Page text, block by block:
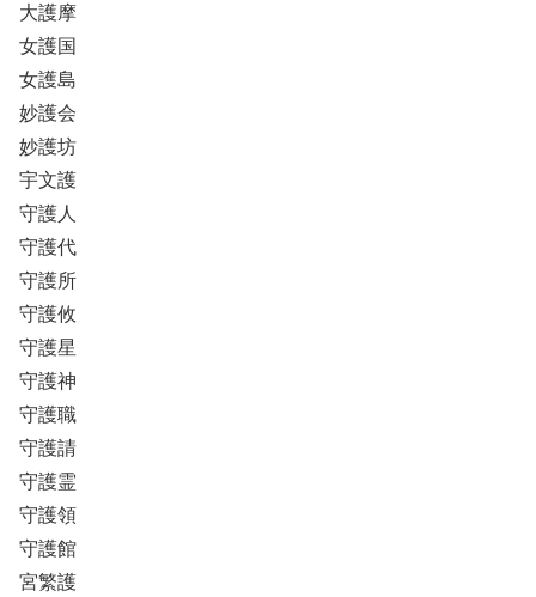
大護摩
女護国
女護島
妙護会
妙護坊
宇文護
守護人
守護代
守護所
守護攸
守護星
守護神
守護職
守護請
守護霊
守護領
守護館
宮繁護